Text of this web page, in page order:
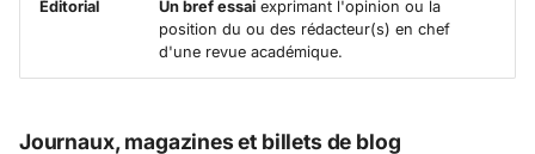
Éditorial Un bref essai exprimant l'opinion ou la
position du ou des rédacteur(s) en chef
d'une revue académique.
Journaux, magazines et billets de blog